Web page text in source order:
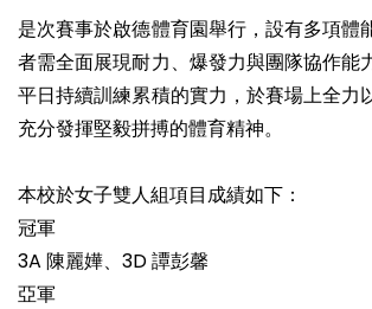
是次賽事於啟德體育園舉行，設有多項體
者需全面展現耐力、爆發力與團隊協作能
平日持續訓練累積的實力，於賽場上全力
充分發揮堅毅拼搏的體育精神。
本校於女子雙人組項目成績如下：
冠軍
3A 陳麗嬅、3D 譚彭馨
亞軍